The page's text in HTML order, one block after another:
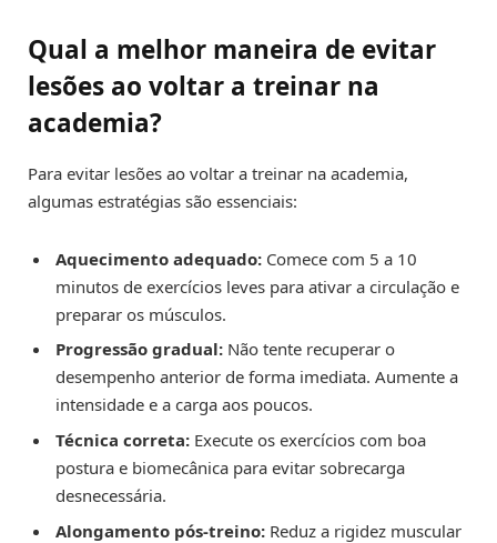
Qual a melhor maneira de evitar
lesões ao voltar a treinar na
academia?
Para evitar lesões ao voltar a treinar na academia,
algumas estratégias são essenciais:
Aquecimento adequado: Comece com 5 a 10
minutos de exercícios leves para ativar a circulação e
preparar os músculos.
Progressão gradual: Não tente recuperar o
desempenho anterior de forma imediata. Aumente a
intensidade e a carga aos poucos.
Técnica correta: Execute os exercícios com boa
postura e biomecânica para evitar sobrecarga
desnecessária.
Alongamento pós-treino: Reduz a rigidez muscular